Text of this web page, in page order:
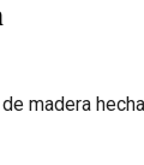
madera